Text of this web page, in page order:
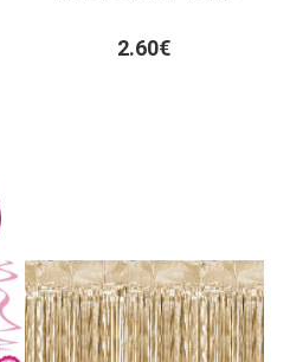
2.60€